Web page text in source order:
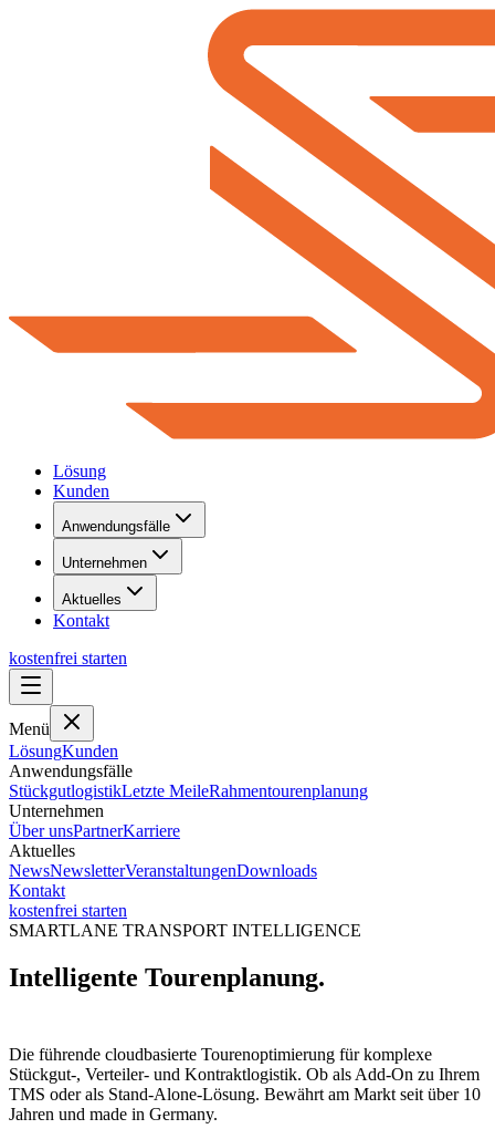
Lösung
Kunden
Anwendungsfälle
Unternehmen
Aktuelles
Kontakt
kostenfrei starten
Menü
LösungKunden
Anwendungsfälle
StückgutlogistikLetzte MeileRahmentourenplanung
Unternehmen
Über unsPartnerKarriere
Aktuelles
NewsNewsletterVeranstaltungenDownloads
Kontakt
kostenfrei starten
SMARTLANE TRANSPORT INTELLIGENCE
Intelligente Tourenplanung.
Die führende cloudbasierte Tourenoptimierung für komplexe
Stückgut-, Verteiler- und Kontraktlogistik. Ob als Add-On zu Ihrem
TMS oder als Stand-Alone-Lösung. Bewährt am Markt seit über 10
Jahren und made in Germany.